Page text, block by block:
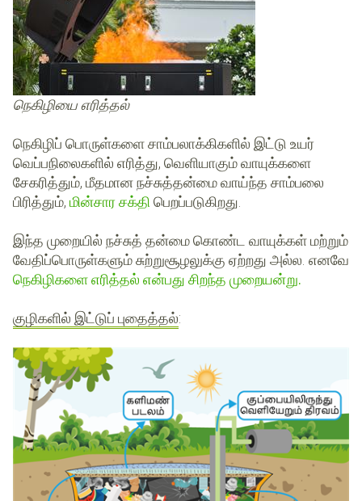
நெகிழியை எரித்தல்
நெகிழிப் பொருள்களை சாம்பலாக்கிகளில் இட்டு உயர்
வெப்பநிலைகளில் எரித்து, வெளியாகும் வாயுக்களை
சேகரித்தும், மீதமான நச்சுத்தன்மை வாய்ந்த சாம்பலை
பிரித்தும், மின்சார சக்தி பெறப்படுகிறது.
இந்த முறையில் நச்சுத் தன்மை கொண்ட வாயுக்கள் மற்றும்
வேதிப்பொருள்களும் சுற்றுசூழலுக்கு ஏற்றது அல்ல. எனவே
நெகிழிகளை எரித்தல் என்பது சிறந்த முறையன்று.
குழிகளில் இட்டுப் புதைத்தல்: